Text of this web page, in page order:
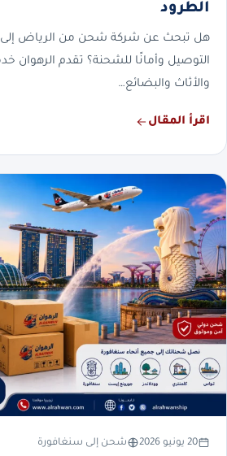
الطرود
هل تبحث عن شركة شحن من الرياض إلى
التوصيل وأمانًا للشحنة؟ تقدم
والأثاث والبضائع…
اقرأ المقال
20 يونيو 2026 شحن إلى سنغافورة